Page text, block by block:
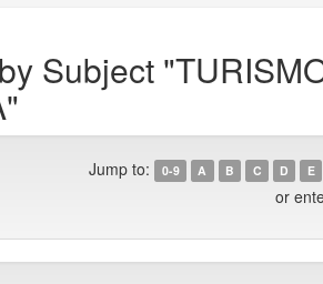
Subject
Jump to: 0-9 A B C D E
or